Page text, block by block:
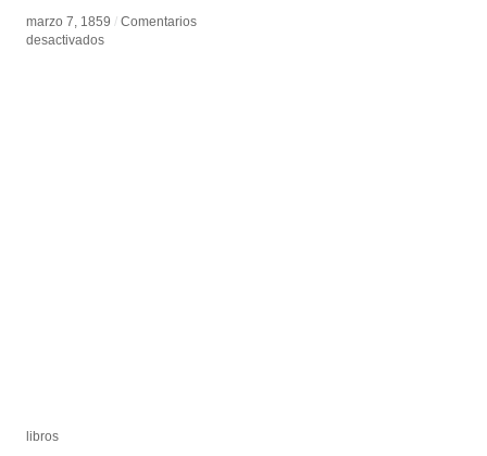
marzo 7, 1859 / Comentarios
desactivadosen
marzo 7, 1859 / Comentarios
desactivadosen
libros
libros